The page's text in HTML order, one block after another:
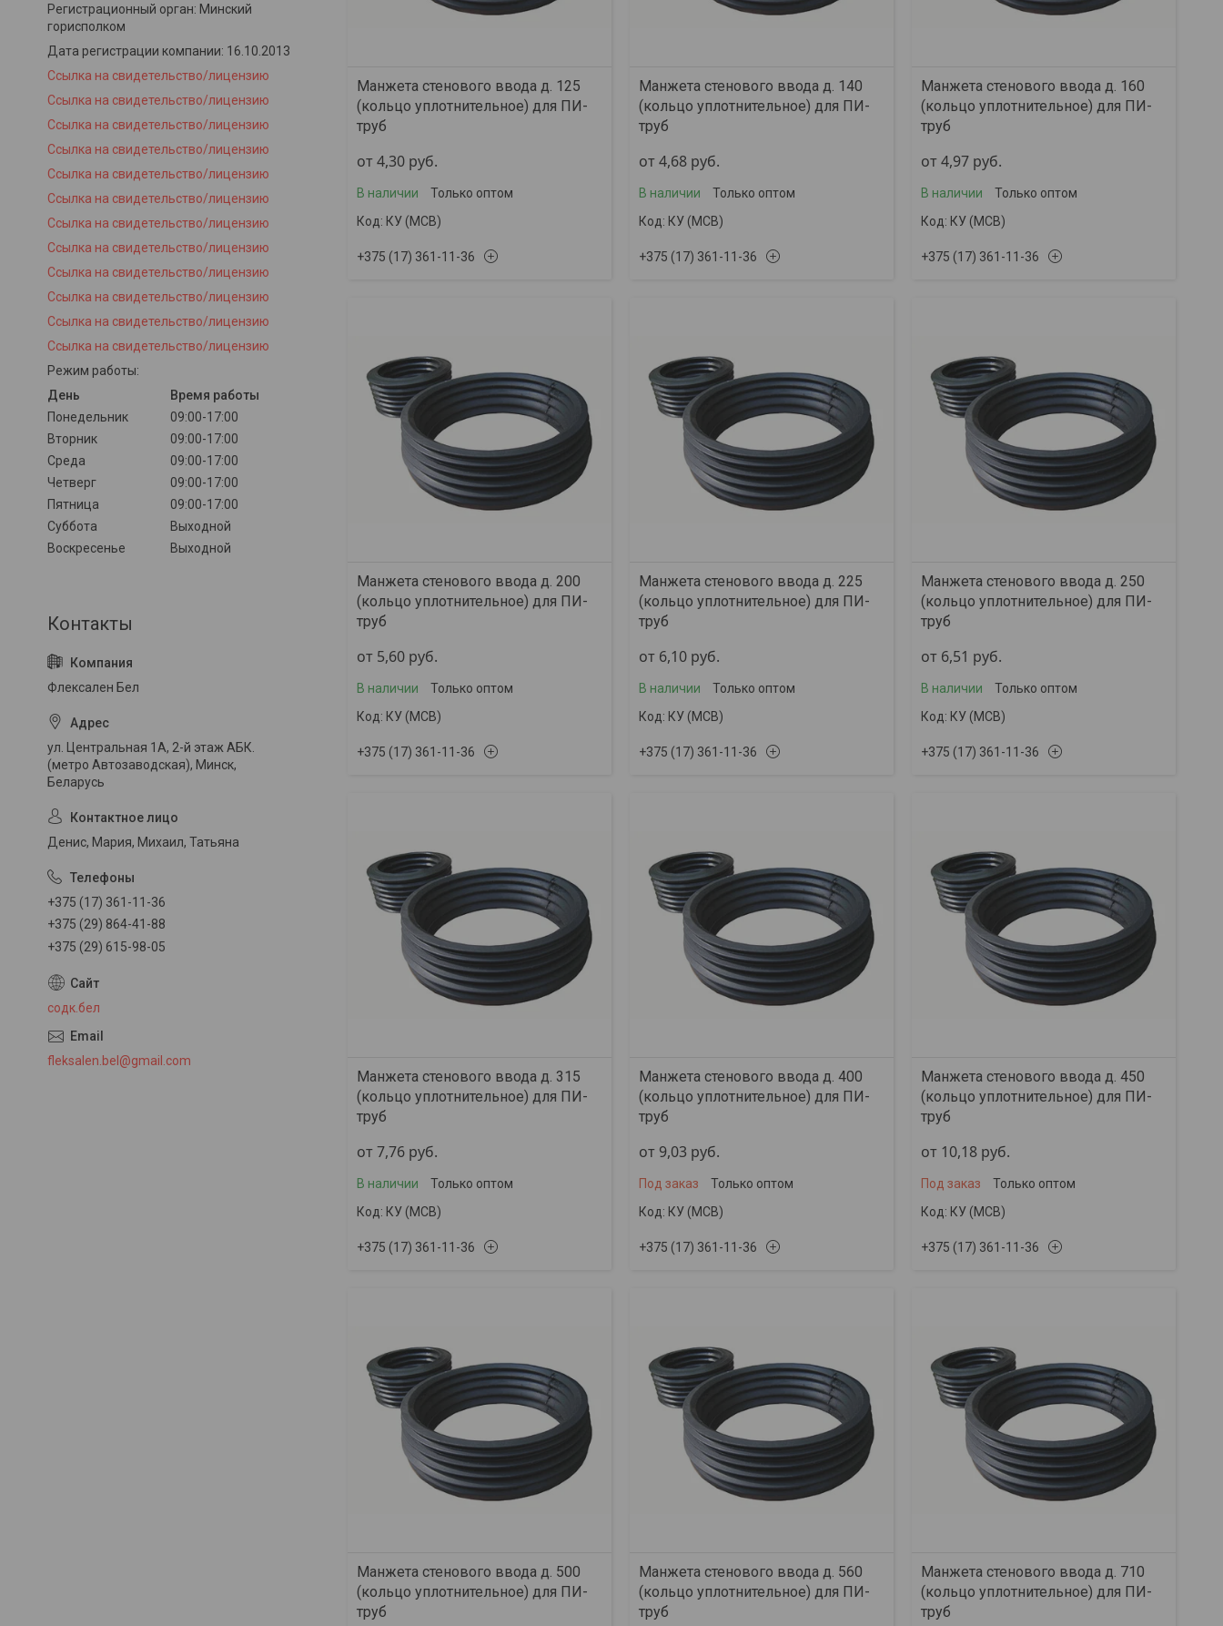
Манжета стенового ввода д. 125
(кольцо уплотнительное) для ПИ-
труб
от 4,30 руб.
В наличии
Только оптом
КУ (МСВ)
+375 (17) 361-11-36
Манжета стенового ввода д. 140
(кольцо уплотнительное) для ПИ-
труб
от 4,68 руб.
В наличии
Только оптом
КУ (МСВ)
+375 (17) 361-11-36
Манжета стенового ввода д. 160
(кольцо уплотнительное) для ПИ-
труб
от 4,97 руб.
В наличии
Только оптом
КУ (МСВ)
+375 (17) 361-11-36
Манжета стенового ввода д. 200
(кольцо уплотнительное) для ПИ-
труб
от 5,60 руб.
В наличии
Только оптом
КУ (МСВ)
+375 (17) 361-11-36
Манжета стенового ввода д. 225
(кольцо уплотнительное) для ПИ-
труб
от 6,10 руб.
В наличии
Только оптом
КУ (МСВ)
+375 (17) 361-11-36
Манжета стенового ввода д. 250
(кольцо уплотнительное) для ПИ-
труб
от 6,51 руб.
В наличии
Только оптом
КУ (МСВ)
+375 (17) 361-11-36
Манжета стенового ввода д. 315
(кольцо уплотнительное) для ПИ-
труб
от 7,76 руб.
В наличии
Только оптом
КУ (МСВ)
+375 (17) 361-11-36
Манжета стенового ввода д. 400
(кольцо уплотнительное) для ПИ-
труб
от 9,03 руб.
Под заказ
Только оптом
КУ (МСВ)
+375 (17) 361-11-36
Манжета стенового ввода д. 450
(кольцо уплотнительное) для ПИ-
труб
от 10,18 руб.
Под заказ
Только оптом
КУ (МСВ)
+375 (17) 361-11-36
Манжета стенового ввода д. 500
(кольцо уплотнительное) для ПИ-
труб
Манжета стенового ввода д. 560
(кольцо уплотнительное) для ПИ-
труб
Манжета стенового ввода д. 710
(кольцо уплотнительное) для ПИ-
труб
Регистрационный орган: Минский
горисполком
Дата регистрации компании: 16.10.2013
Ссылка на свидетельство/лицензию
Ссылка на свидетельство/лицензию
Ссылка на свидетельство/лицензию
Ссылка на свидетельство/лицензию
Ссылка на свидетельство/лицензию
Ссылка на свидетельство/лицензию
Ссылка на свидетельство/лицензию
Ссылка на свидетельство/лицензию
Ссылка на свидетельство/лицензию
Ссылка на свидетельство/лицензию
Ссылка на свидетельство/лицензию
Ссылка на свидетельство/лицензию
Режим работы:
День
Время работы
Понедельник
09:00-17:00
Вторник
09:00-17:00
Среда
09:00-17:00
Четверг
09:00-17:00
Пятница
09:00-17:00
Суббота
Выходной
Воскресенье
Выходной
Флексален Бел
ул. Центральная 1А, 2-й этаж АБК.
(метро Автозаводская), Минск,
Беларусь
Денис, Мария, Михаил, Татьяна
+375 (17) 361-11-36
+375 (29) 864-41-88
+375 (29) 615-98-05
содк.бел
fleksalen.bel@gmail.com